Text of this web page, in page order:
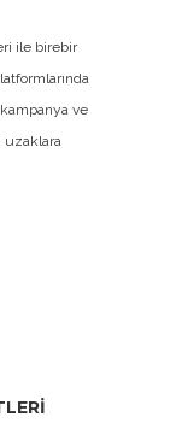
ile birebir
ve
uzaklara